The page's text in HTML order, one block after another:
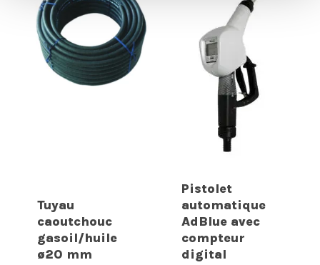
Tuyau
caoutchouc
gasoil/huile
ø20 mm
Pistolet
automatique
AdBlue avec
compteur
digital